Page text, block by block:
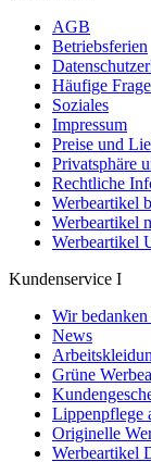
AGB
Betriebsferien
Häufige
Soziales
Impressum
Preise und
Privatsphäre
Rechtliche
Werbeartikel
Werbeartikel
Werbeartikel
Kundenservice I
Wir
News
Grüne
Lippenpflege
Originelle
Werbeartikel